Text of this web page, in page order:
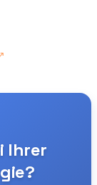
Ihrer